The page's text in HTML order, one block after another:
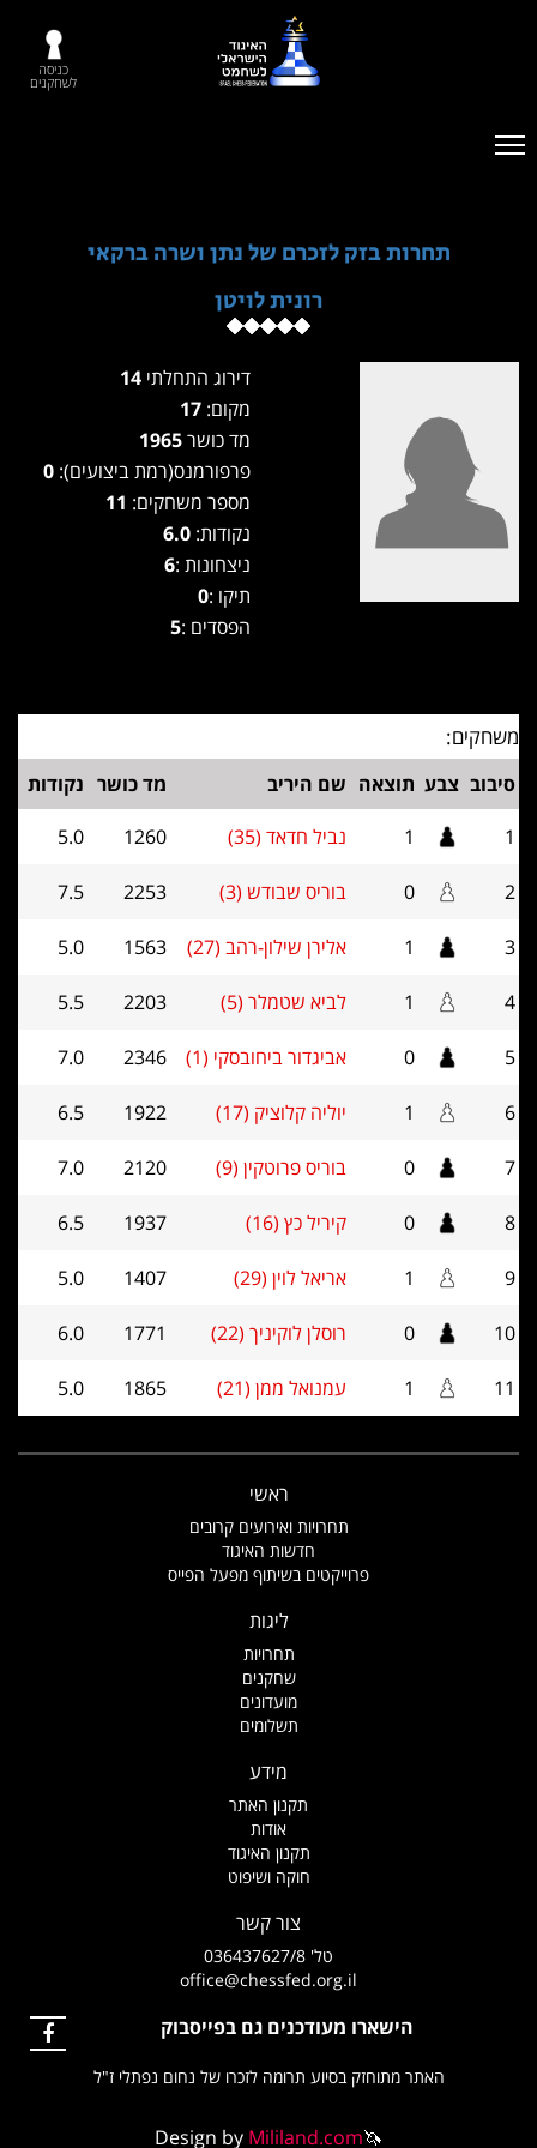
כניסה
לשחקנים
תחרות בזק לזכרם של נתן ושרה ברקאי
רונית לויטן
דירוג התחלתי
מקום:
מד כושר
פרפורמנס(רמת ביצועים):
מספר משחקים:
נקודות: 6.0
ניצחונות :6
תיקו :0
הפסדים :5
משחקים:
סיבוב צבע תוצאה שם היריב מד כושר נקודות
1
1 נביל חדאד (35) 1260
5.0
2
0 בוריס שבודש (3) 2253
7.5
3
1 אלירן שילון-רהב (27) 1563
5.0
4
1 לביא שטמלר (5) 2203
5.5
5
0 אביגדור ביחובסקי (1) 2346
7.0
6
1 יוליה קלוציק (17) 1922
6.5
7
0 בוריס פרוטקין (9) 2120
7.0
8
0 קיריל כץ (16) 1937
6.5
9
1 אריאל לוין (29) 1407
5.0
10
0 רוסלן לוקיניך (22) 1771
6.0
11
1 עמנואל ממן (21) 1865
5.0
ראשי
תחרויות ואירועים קרובים
חדשות האיגוד
פרוייקטים בשיתוף מפעל הפייס
ליגות
תחרויות
שחקנים
מועדונים
תשלומים
מידע
תקנון האתר
אודות
תקנון האיגוד
חוקה ושיפוט
צור קשר
טל' 036437627/8
office@chessfed.org.il
הישארו מעודכנים גם בפייסבוק
האתר מתוחזק בסיוע תרומה לזכרו של נחום נפתלי ז"ל
Design by Mililand.com🦄